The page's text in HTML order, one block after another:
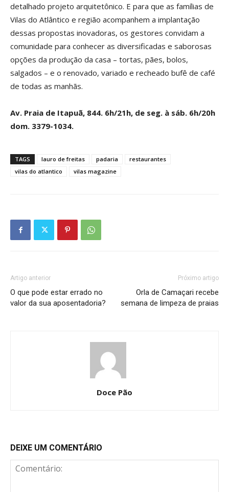
detalhado projeto arquitetônico. E para que as famílias de
Vilas do Atlântico e região acompanhem a implantação
dessas propostas inovadoras, os gestores convidam a
comunidade para conhecer as diversificadas e saborosas
opções da produção da casa – tortas, pães, bolos,
salgados – e o renovado, variado e recheado bufê de café
de todas as manhãs.
Av. Praia de Itapuã, 844. 6h/21h, de seg. à sáb. 6h/20h
dom. 3379-1034.
TAGS lauro de freitas padaria
restaurantes
vilas do atlantico
vilas magazine
Artigo anterior
O que pode estar errado no
valor da sua aposentadoria?
Próximo artigo
Orla de Camaçari recebe
semana de limpeza de praias
Doce Pão
DEIXE UM COMENTÁRIO